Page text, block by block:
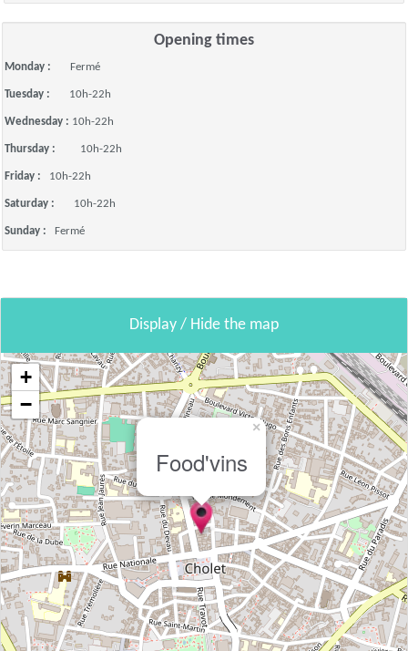
Opening times
Monday : Fermé
Tuesday : 10h-22h
Wednesday : 10h-22h
Thursday : 10h-22h
Friday : 10h-22h
Saturday : 10h-22h
Sunday : Fermé
Display / Hide the map
Food'vins
×
+
−